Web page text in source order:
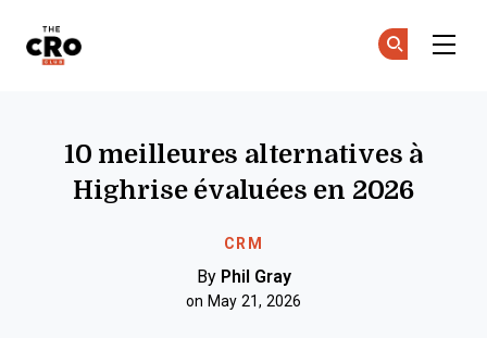
CRM
10 meilleures alternatives à
Highrise évaluées en 2026
By Phil Gray
on May 21, 2026